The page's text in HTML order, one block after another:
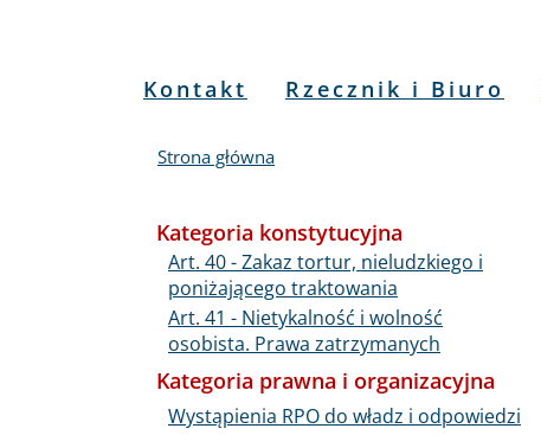
Menu
Kontakt Rzecznik i Biuro
Strona główna
Kategoria konstytucyjna
Art. 40 - Zakaz tortur, nieludzkiego i
poniżającego traktowania
Art. 41 - Nietykalność i wolność
osobista. Prawa zatrzymanych
Kategoria prawna i organizacyjna
Wystąpienia RPO do władz i odpowiedzi